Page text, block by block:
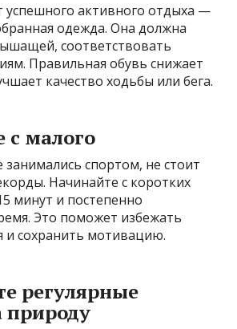
активного отдыха —
одежда. Она должна
соответствовать
Правильная обувь снижает
качество ходьбы или бега.
с малого
занимались спортом, не стоит
Начинайте с коротких
минут и постепенно
Это поможет избежать
и сохранить мотивацию.
регулярные